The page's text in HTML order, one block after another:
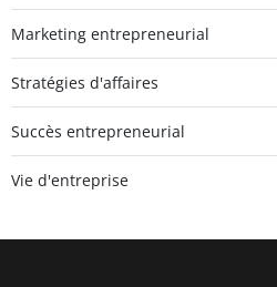
Marketing entrepreneurial
Stratégies d'affaires
Succès entrepreneurial
Vie d'entreprise